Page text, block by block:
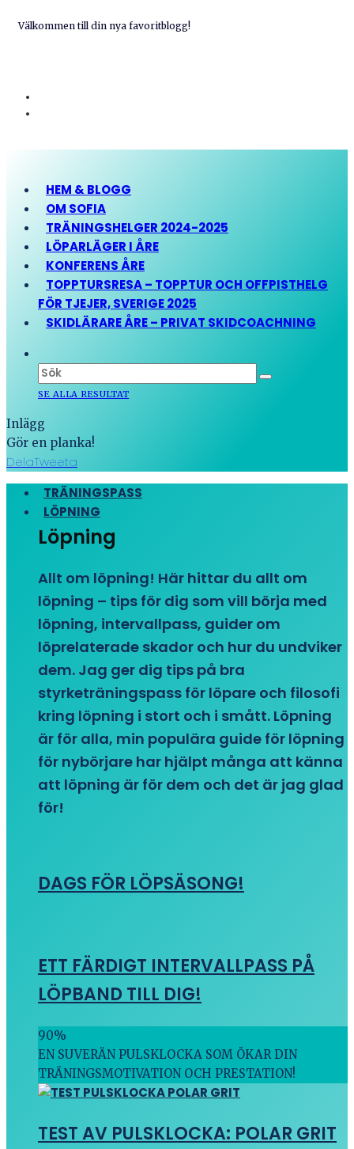
Välkommen till din nya favoritblogg!
HEM & BLOGG
OM SOFIA
TRÄNINGSHELGER 2024-2025
LÖPARLÄGER I ÅRE
KONFERENS ÅRE
TOPPTURSRESA – TOPPTUR OCH OFFPISTHELG
FÖR TJEJER, SVERIGE 2025
SKIDLÄRARE ÅRE – PRIVAT SKIDCOACHNING
SE ALLA RESULTAT
Inlägg
Gör en planka!
DelaTweeta
TRÄNINGSPASS
LÖPNING
Löpning
Allt om löpning! Här hittar du allt om
löpning – tips för dig som vill börja med
löpning, intervallpass, guider om
löprelaterade skador och hur du undviker
dem. Jag ger dig tips på bra
styrketräningspass för löpare och filosofi
kring löpning i stort och i smått. Löpning
är för alla, min populära guide för löpning
för nybörjare har hjälpt många att känna
att löpning är för dem och det är jag glad
för!
DAGS FÖR LÖPSÄSONG!
ETT FÄRDIGT INTERVALLPASS PÅ
LÖPBAND TILL DIG!
90%
EN SUVERÄN PULSKLOCKA SOM ÖKAR DIN
TRÄNINGSMOTIVATION OCH PRESTATION!
TEST AV PULSKLOCKA: POLAR GRIT